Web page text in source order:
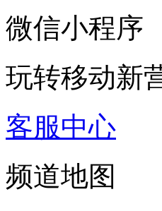
微信小程序
玩转移动新
客服中心
频道地图